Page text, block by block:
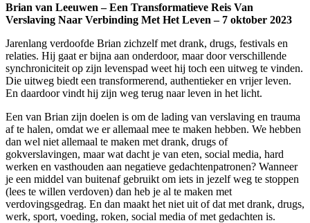
Brian van Leeuwen – Een Transformatieve Reis Van
Verslaving Naar Verbinding Met Het Leven – 7 oktober 2023
Jarenlang verdoofde Brian zichzelf met drank, drugs, festivals en
relaties. Hij gaat er bijna aan onderdoor, maar door verschillende
synchroniciteit op zijn levenspad weet hij toch een uitweg te vinden.
Die uitweg biedt een transformerend, authentieker en vrijer leven.
En daardoor vindt hij zijn weg terug naar leven in het licht.
Een van Brian zijn doelen is om de lading van verslaving en trauma
af te halen, omdat we er allemaal mee te maken hebben. We hebben
dan wel niet allemaal te maken met drank, drugs of
gokverslavingen, maar wat dacht je van eten, social media, hard
werken en vasthouden aan negatieve gedachtenpatronen? Wanneer
je een middel van buitenaf gebruikt om iets in jezelf weg te stoppen
(lees te willen verdoven) dan heb je al te maken met
verdovingsgedrag. En dan maakt het niet uit of dat met drank, drugs,
werk, sport, voeding, roken, social media of met gedachten is.